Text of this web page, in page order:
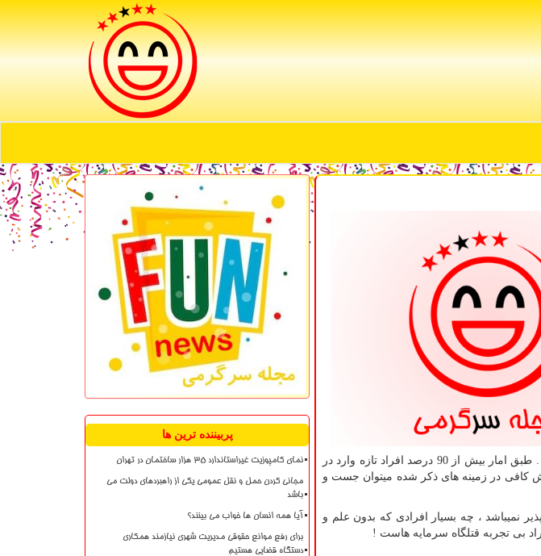
اهمیت بازار فارکس و همچنین تاثیر اون بر سرمایه سپرده گذاران بر کسی پوشیده نبوده و نیست . طبق امار بیش از 90 درصد افراد تازه وارد در
کافی در زمینه های ذکر شده میتوان جست و
نمیباشد ، چه بسیار افرادی که بدون علم و
بی تجربه قتلگاه سرمایه هاست !
پربیننده ترین ها
نمای کامپوزیت غیراستاندارد ۳۵ هزار ساختمان در تهران
مجانی کردن حمل و نقل عمومی یکی از راهبردهای دولت می
باشد
آیا همه انسان ها خواب می بینند؟
برای رفع موانع حقوقی مدیریت شهری نیازمند همکاری
دستگاه قضایی هستیم